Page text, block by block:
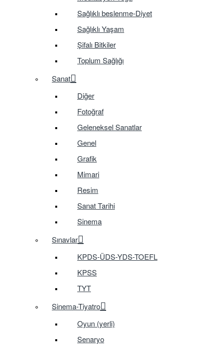
Sağlıklı beslenme-Diyet
Sağlıklı Yaşam
Şifalı Bitkiler
Toplum Sağlığı
Sanat
Diğer
Fotoğraf
Geleneksel Sanatlar
Genel
Grafik
Mimari
Resim
Sanat Tarihi
Sinema
Sınavlar
KPDS-ÜDS-YDS-TOEFL
KPSS
TYT
Sinema-Tiyatro
Oyun (yerli)
Senaryo